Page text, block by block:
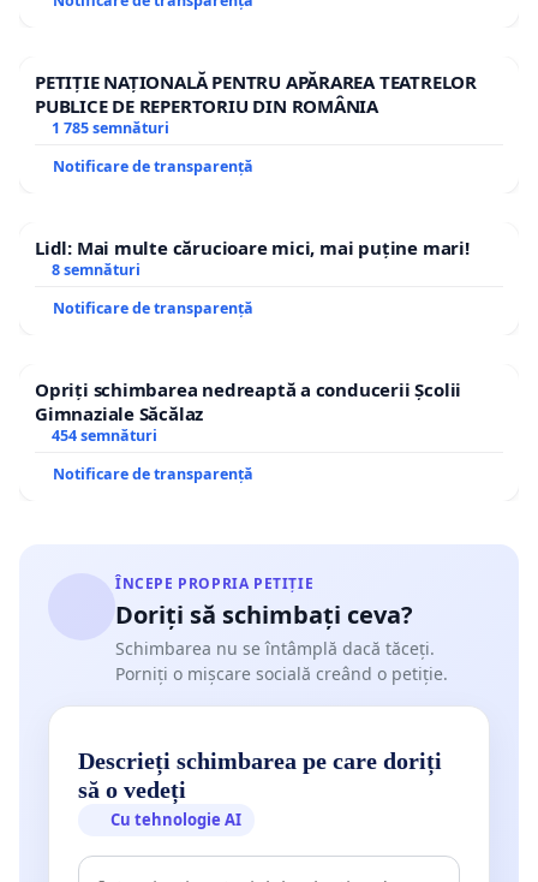
PETIȚIE NAȚIONALĂ PENTRU APĂRAREA TEATRELOR
PUBLICE DE REPERTORIU DIN ROMÂNIA
1 785 semnături
Notificare de transparență
Lidl: Mai multe cărucioare mici, mai puține mari!
8 semnături
Notificare de transparență
Opriți schimbarea nedreaptă a conducerii Școlii
Gimnaziale Săcălaz
454 semnături
Notificare de transparență
ÎNCEPE PROPRIA PETIȚIE
Doriți să schimbați ceva?
Schimbarea nu se întâmplă dacă tăceți.
Porniți o mișcare socială creând o petiție.
Descrieți schimbarea pe care doriți
să o vedeți
Cu tehnologie AI